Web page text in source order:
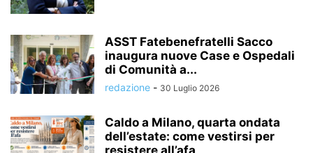
ASST Fatebenefratelli Sacco
inaugura nuove Case e Ospedali
di Comunità a...
redazione - 30 Luglio 2026
Caldo a Milano, quarta ondata
dell’estate: come vestirsi per
resistere all’afa